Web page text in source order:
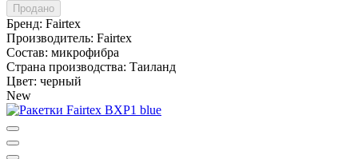
Продано
Бренд: Fairtex
Производитель: Fairtex
Состав: микрофибра
Страна производства: Таиланд
Цвет: черный
New